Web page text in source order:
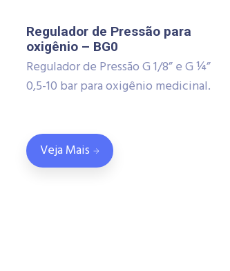
Regulador de Pressão para
oxigênio – BG0
Regulador de Pressão G 1/8” e G ¼”
0,5-10 bar para oxigênio medicinal.
Veja Mais